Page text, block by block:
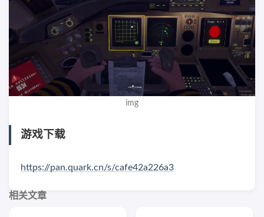
img
游戏下载
https://pan.quark.cn/s/cafe42a226a3
相关文章